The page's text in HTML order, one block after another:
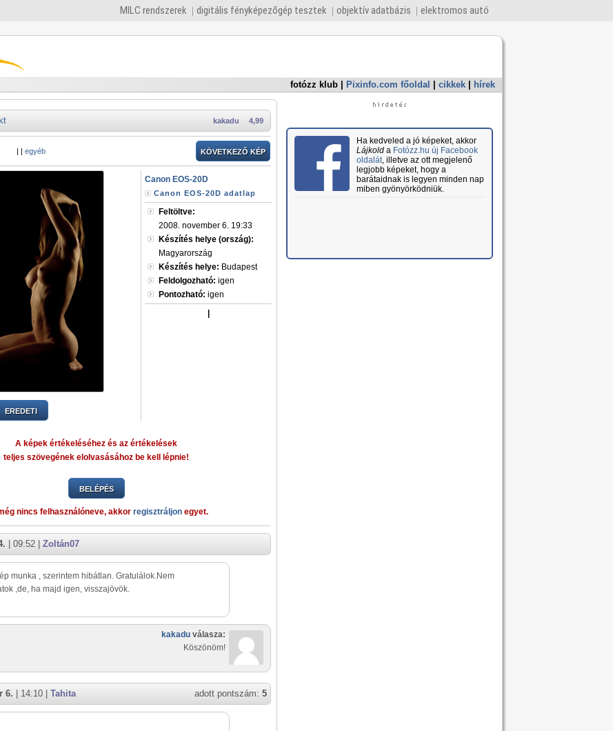
MILC rendszerek digitális fényképezőgép tesztek objektív adatbázis elektromos autó
fotózz klub Pixinfo.com főoldal cikkek hírek
4,99
kakadu
| | egyéb KÖVETKEZŐ KÉP
EREDETI
Canon EOS-20D
Canon EOS-20D adatlap
Feltöltve:
2008. november 6. 19:33
Készítés helye (ország):
Magyarország
Készítés helye: Budapest
Feldolgozható: igen
Pontozható: igen
A képek értékeléséhez és az értékelések
teljes szövegének elolvasásához be kell lépnie!
BELÉPÉS
nincs felhasználóneve, akkor regisztráljon egyet.
| 09:52 | Zoltán07
munka , szerintem hibátlan. Gratulálok.Nem
,de, ha majd igen, visszajövök.
kakadu válasza:
Köszönöm!
adott pontszám: 5
6. | 14:10 | Tahita
Ha kedveled a jó képeket, akkor
Lájkolda Fotózz.hu új Facebook
oldalát, illetve az ott megjelenő
legjobb képeket, hogy a
barátaidnak is legyen minden nap
miben gyönyörködniük.